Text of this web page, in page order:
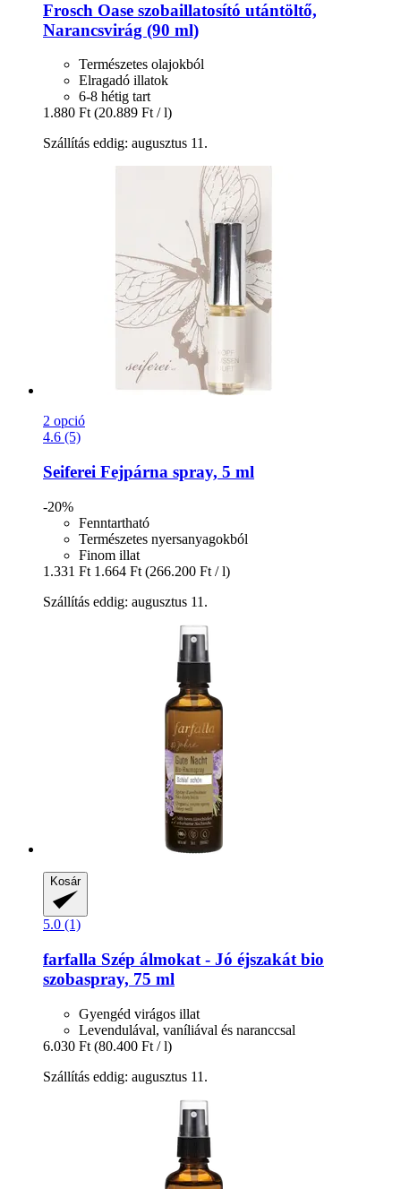
Frosch Oase szobaillatosító utántöltő,
Narancsvirág (90 ml)
Természetes olajokból
Elragadó illatok
6-8 hétig tart
1.880 Ft (20.889 Ft / l)
Szállítás eddig: augusztus 11.
2 opció
4.6 (5)
Seiferei Fejpárna spray, 5 ml
-20%
Fenntartható
Természetes nyersanyagokból
Finom illat
1.331 Ft 1.664 Ft (266.200 Ft / l)
Szállítás eddig: augusztus 11.
Kosár
5.0 (1)
farfalla Szép álmokat -​ Jó éjszakát bio
szobaspray, 75 ml
Gyengéd virágos illat
Levendulával, vaníliával és naranccsal
6.030 Ft (80.400 Ft / l)
Szállítás eddig: augusztus 11.